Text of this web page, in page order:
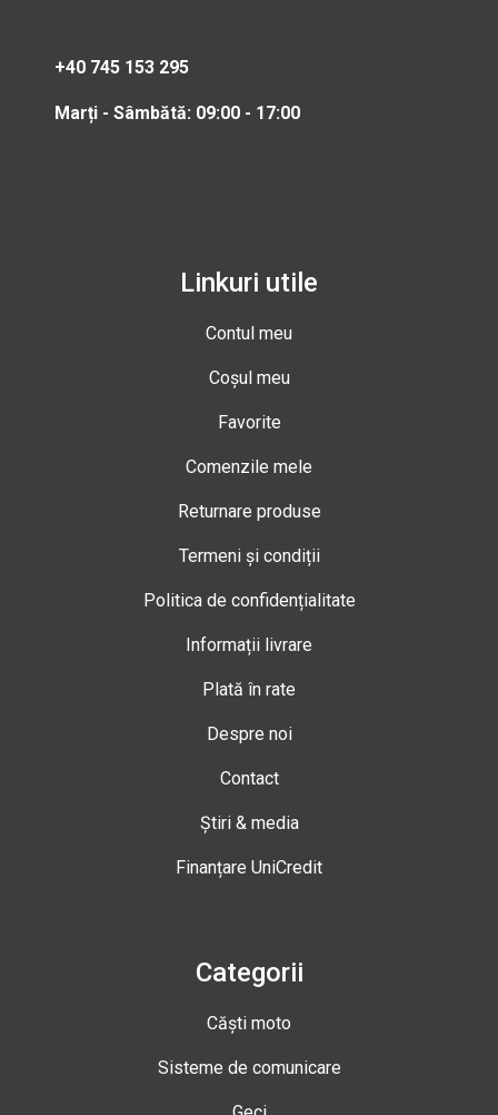
+40 745 153 295
Marți - Sâmbătă: 09:00 - 17:00
Linkuri utile
Contul meu
Coșul meu
Favorite
Comenzile mele
Returnare produse
Termeni și condiții
Politica de confidențialitate
Informații livrare
Plată în rate
Despre noi
Contact
Știri & media
Finanțare UniCredit
Categorii
Căști moto
Sisteme de comunicare